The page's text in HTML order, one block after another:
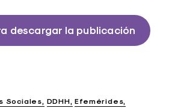
descargar la publicación
Sociales DDHH Efemérides